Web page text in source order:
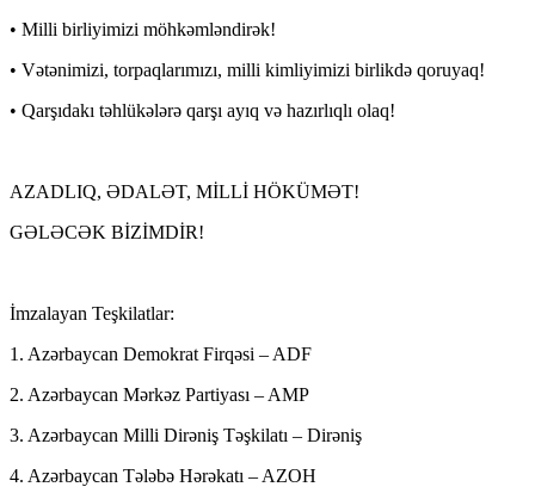
• Milli birliyimizi möhkəmləndirək!
• Vətənimizi, torpaqlarımızı, milli kimliyimizi birlikdə qoruyaq!
• Qarşıdakı təhlükələrə qarşı ayıq və hazırlıqlı olaq!
AZADLIQ, ƏDALƏT, MİLLİ HÖKÜMƏT!
GƏLƏCƏK BİZİMDİR!
İmzalayan Teşkilatlar:
1. Azərbaycan Demokrat Firqəsi – ADF
2. Azərbaycan Mərkəz Partiyası – AMP
3. Azərbaycan Milli Dirəniş Təşkilatı – Dirəniş
4. Azərbaycan Tələbə Hərəkatı – AZOH